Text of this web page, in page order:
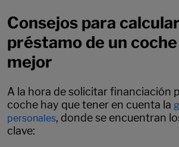
Consejos para
préstamo de un
mejor
A la hora de solicitar financiación
coche hay que tener en cuenta la
personales, donde se encuentran
clave: